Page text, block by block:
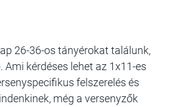
26-36-os tányérokat találunk,
kérdéses lehet az 1x11-es
felszerelés és
még a versenyzők